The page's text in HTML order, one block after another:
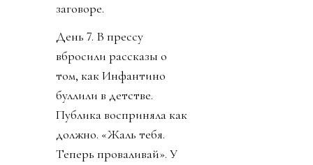
заговоре.
День 7. В прессу
вбросили рассказы о
том, как Инфантино
буллили в детстве.
Публика восприняла как
должно. «Жаль тебя.
Теперь проваливай». У